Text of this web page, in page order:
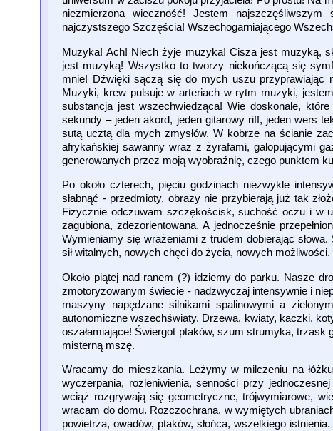
niezmierzona wieczność! Jestem
najczystszego Szczęścia! Wszechogarniającego
Muzyka! Ach! Niech żyje muzyka! Cisza jest muzyką,
jest muzyką! Wszystko to tworzy niekończącą się
mnie! Dźwięki sączą się do mych uszu przyprawiając
Muzyki, krew pulsuje w arteriach w rytm muzyki,
substancja jest wszechwiedząca! Wie doskonale,
sekundy – jeden akord, jeden gitarowy riff, jeden wers
sutą ucztą dla mych zmysłów. W kobrze na ścianie
afrykańskiej sawanny wraz z żyrafami, galopującymi
generowanych przez moją wyobraźnię, czego punktem
Po około czterech, pięciu godzinach niezwykle
słabnąć - przedmioty, obrazy nie przybierają już tak
Fizycznie odczuwam szczękościsk, suchość oczu i w
zagubiona, zdezorientowana. A jednocześnie
Wymieniamy się wrażeniami z trudem dobierając
sił witalnych, nowych chęci do życia, nowych
Około piątej nad ranem (?) idziemy do parku. Nasze
zmotoryzowanym świecie - nadzwyczaj intensywnie i
maszyny napędzane silnikami spalinowymi a
autonomiczne wszechświaty. Drzewa, kwiaty, kaczki,
oszałamiające! Świergot ptaków, szum strumyka,
misterną mszę.
Wracamy do mieszkania. Leżymy w milczeniu na
wyczerpania, rozleniwienia, senności przy
wciąż rozgrywają się geometryczne, trójwymiarowe,
wracam do domu. Rozczochrana, w wymiętych
powietrza, owadów, ptaków, słońca, wszelkiego